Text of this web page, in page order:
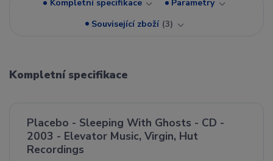
Kompletní specifikace
Parametry
Související zboží 3
Kompletní specifikace
Placebo - Sleeping With Ghosts - CD -
2003 - Elevator Music, Virgin, Hut
Recordings